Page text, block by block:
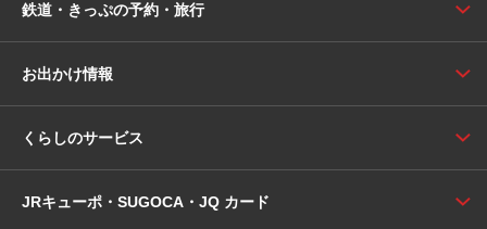
鉄道・きっぷの予約・旅行
お出かけ情報
くらしのサービス
JRキューポ・SUGOCA・JQ カード